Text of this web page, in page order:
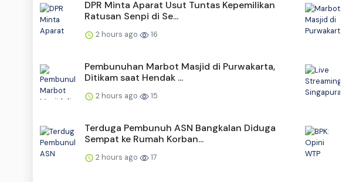
DPR Minta Aparat Usut Tuntas Kepemilikan
Ratusan Senpi di Se...
2 hours ago 16
Pembunuhan Marbot Masjid di Purwakarta,
Ditikam saat Hendak ...
2 hours ago 15
Terduga Pembunuh ASN Bangkalan Diduga
Sempat ke Rumah Korban...
2 hours ago 17